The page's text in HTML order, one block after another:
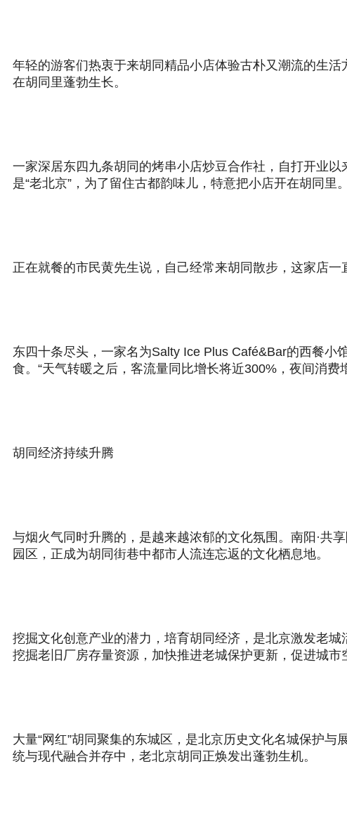
年轻的游客们热衷于来胡同精品小店体验古朴又潮流的生
在胡同里蓬勃生长。
一家深居东四九条胡同的烤串小店炒豆合作社，自打开业
是“老北京”，为了留住古都韵味儿，特意把小店开在胡同里。
正在就餐的市民黄先生说，自己经常来胡同散步，这家店
东四十条尽头，一家名为Salty Ice Plus Café&Bar的西餐小
食。“天气转暖之后，客流量同比增长将近300%，夜间消费
胡同经济持续升腾
与烟火气同时升腾的，是越来越浓郁的文化氛围。南阳·
园区，正成为胡同街巷中都市人流连忘返的文化栖息地。
挖掘文化创意产业的潜力，培育胡同经济，是北京激发老
挖掘老旧厂房存量资源，加快推进老城保护更新，促进城
大量“网红”胡同聚集的东城区，是北京历史文化名城保护
统与现代融合并存中，老北京胡同正焕发出蓬勃生机。